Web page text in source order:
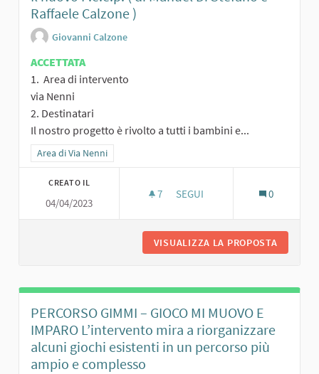
Raffaele Calzone )
Giovanni Calzone
ACCETTATA
1. Area di intervento
via Nenni
2. Destinatari
Il nostro progetto è rivolto a tutti i bambini e...
Filtra i risultati per categoria: Area di Via Nenni
Area di Via Nenni
CREATO IL
04/04/2023
7 7 SOSTENITORI
SEGUI 0
VISUALIZZA LA PROPOSTA
PERCORSO GIMMI – GIOCO MI MUOVO E
IMPARO L’intervento mira a riorganizzare
alcuni giochi esistenti in un percorso più
ampio e complesso